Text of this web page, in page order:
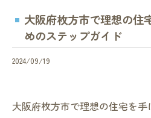
大阪府枚方市で理想の住
めのステップガイド
2024/09/19
大阪府枚方市で理想の住宅を